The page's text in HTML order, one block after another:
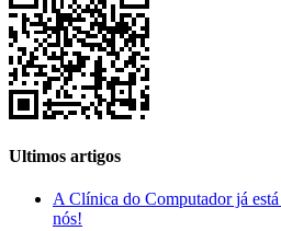
Ultimos artigos
A Clínica do Computador já
nós!